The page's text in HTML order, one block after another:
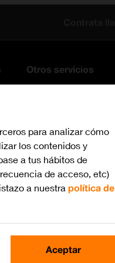
Otros servicios
para analizar cómo
los contenidos y
a tus hábitos de
de acceso, etc)
a nuestra política de
Aceptar